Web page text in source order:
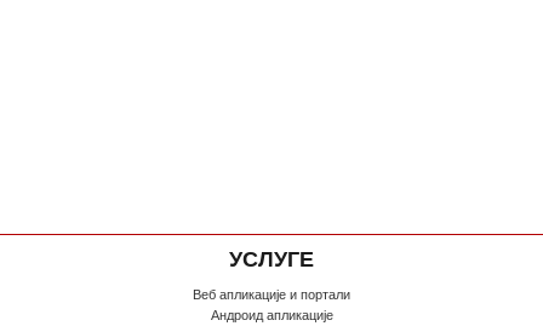
УСЛУГЕ
Веб апликације и портали
Андроид апликације